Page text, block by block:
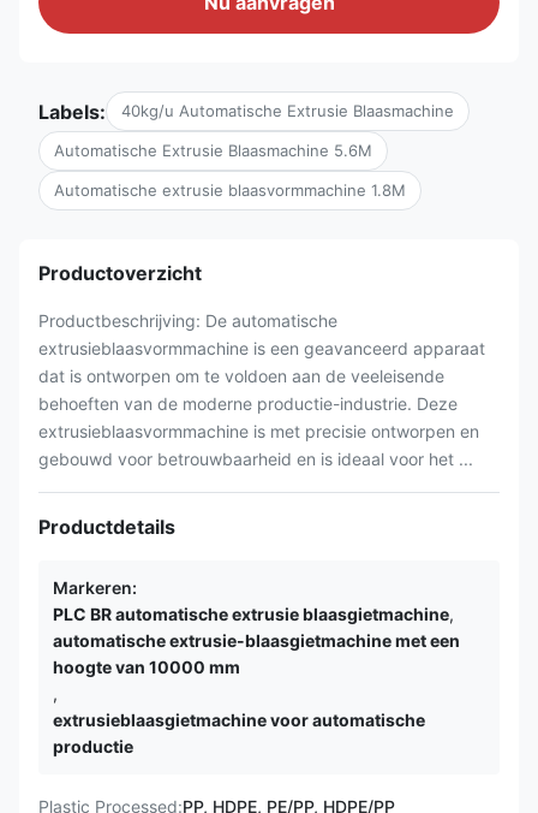
Labels: 40kg/u Automatische Extrusie Blaasmachine
Automatische Extrusie Blaasmachine 5.6M
Automatische extrusie blaasvormmachine 1.8M
Productoverzicht
Productbeschrijving: De automatische
extrusieblaasvormmachine is een geavanceerd apparaat
dat is ontworpen om te voldoen aan de veeleisende
behoeften van de moderne productie-industrie. Deze
extrusieblaasvormmachine is met precisie ontworpen en
gebouwd voor betrouwbaarheid en is ideaal voor het ...
Productdetails
Markeren:
PLC BR automatische extrusie blaasgietmachine,
automatische extrusie-blaasgietmachine met een
hoogte van 10000 mm
,
extrusieblaasgietmachine voor automatische
productie
Plastic Processed:PP, HDPE, PE/PP, HDPE/PP